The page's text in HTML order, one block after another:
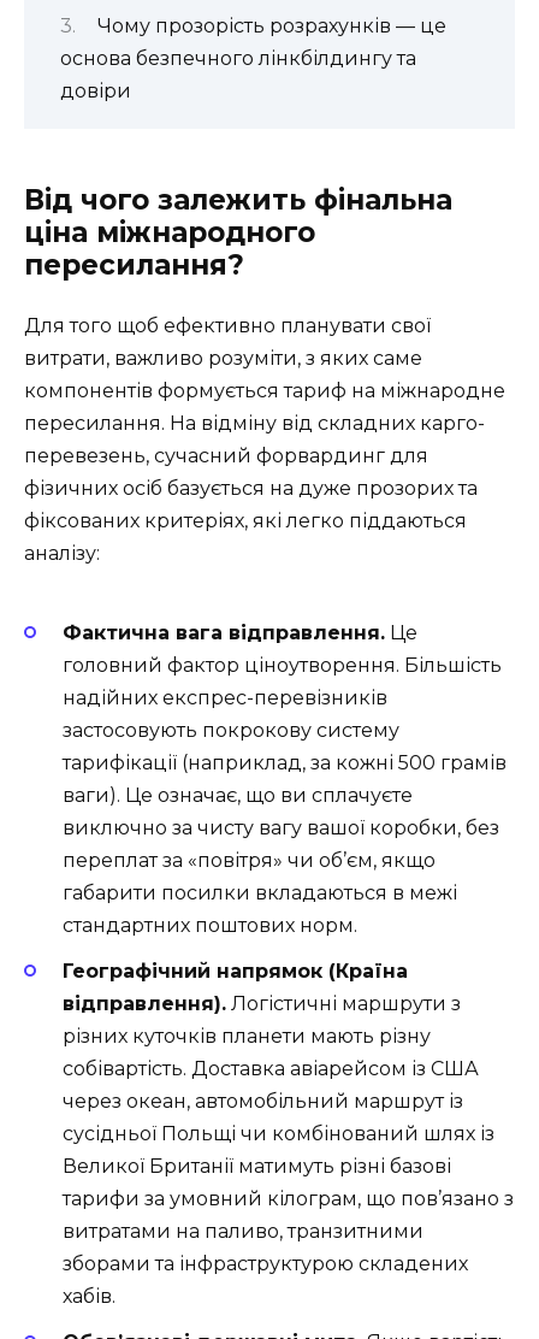
Чому прозорість розрахунків — це
основа безпечного лінкбілдингу та
довіри
Від чого залежить фінальна
ціна міжнародного
пересилання?
Для того щоб ефективно планувати свої
витрати, важливо розуміти, з яких саме
компонентів формується тариф на міжнародне
пересилання. На відміну від складних карго-
перевезень, сучасний форвардинг для
фізичних осіб базується на дуже прозорих та
фіксованих критеріях, які легко піддаються
аналізу:
Фактична вага відправлення. Це
головний фактор ціноутворення. Більшість
надійних експрес-перевізників
застосовують покрокову систему
тарифікації (наприклад, за кожні 500 грамів
ваги). Це означає, що ви сплачуєте
виключно за чисту вагу вашої коробки, без
переплат за «повітря» чи об’єм, якщо
габарити посилки вкладаються в межі
стандартних поштових норм.
Географічний напрямок (Країна
відправлення). Логістичні маршрути з
різних куточків планети мають різну
собівартість. Доставка авіарейсом із США
через океан, автомобільний маршрут із
сусідньої Польщі чи комбінований шлях із
Великої Британії матимуть різні базові
тарифи за умовний кілограм, що пов’язано з
витратами на паливо, транзитними
зборами та інфраструктурою складених
хабів.